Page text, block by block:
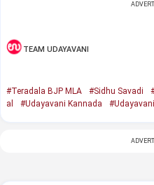
TEAM UDAYAVANI
#Teradala BJP MLA #Sidhu Savadi
al
#Udayavani Kannada #Udayavani